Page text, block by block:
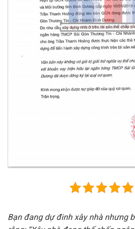
Bạn đang dự đinh xây nhà nhưng